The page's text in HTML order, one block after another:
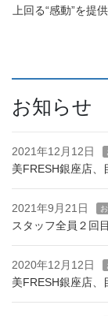
上回る“感動”を
お知らせ
2021年12月12日
美FRESH銀座店
2021年9月21日
スタッフ全員２回
2020年12月12日
美FRESH銀座店